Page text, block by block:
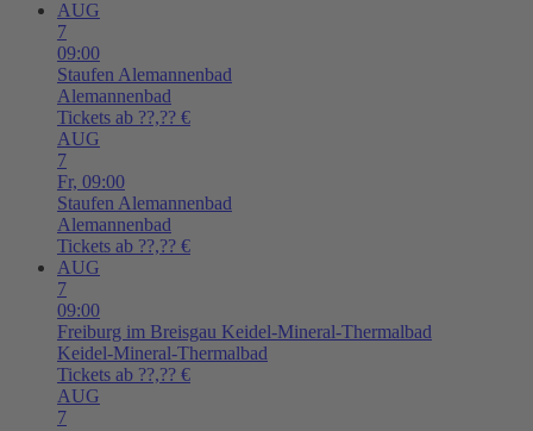
AUG
7
09:00
Staufen Alemannenbad
Alemannenbad
Tickets ab ??,?? €
AUG
7
Fr, 09:00
Staufen Alemannenbad
Alemannenbad
Tickets ab ??,?? €
AUG
7
09:00
Freiburg im Breisgau Keidel-Mineral-Thermalbad
Keidel-Mineral-Thermalbad
Tickets ab ??,?? €
AUG
7